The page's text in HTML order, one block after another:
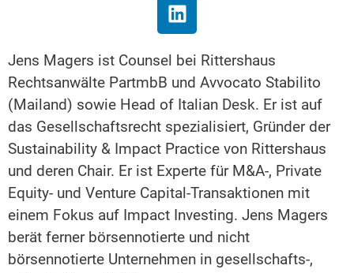
Jens Magers ist Counsel bei Rittershaus
Rechtsanwälte PartmbB und Avvocato Stabilito
(Mailand) sowie Head of Italian Desk. Er ist auf
das Gesellschaftsrecht spezialisiert, Gründer der
Sustainability & Impact Practice von Rittershaus
und deren Chair. Er ist Experte für M&A-, Private
Equity- und Venture Capital-Transaktionen mit
einem Fokus auf Impact Investing. Jens Magers
berät ferner börsennotierte und nicht
börsennotierte Unternehmen in gesellschafts-,